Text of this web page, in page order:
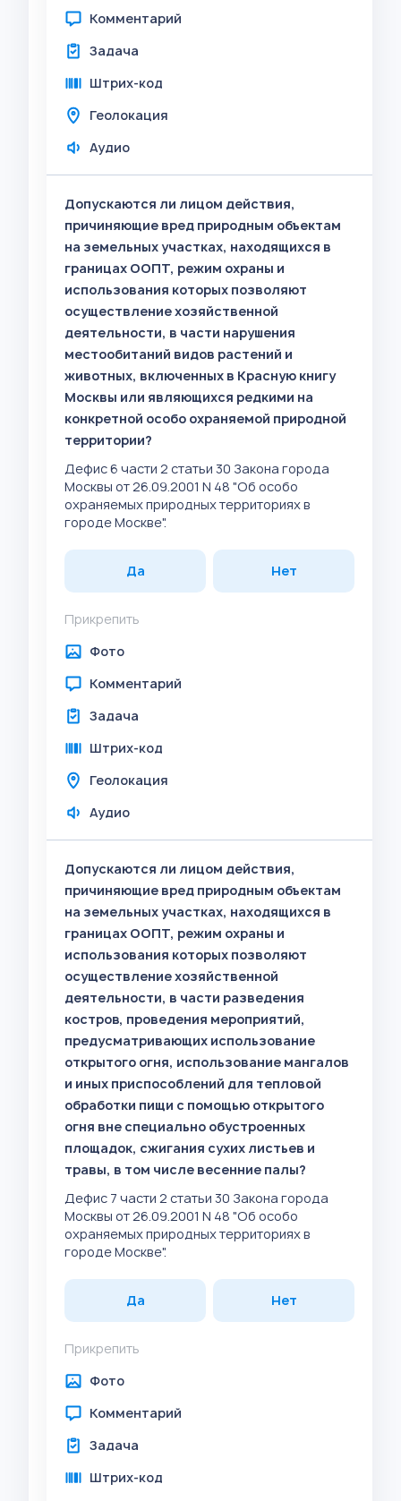
Комментарий
Задача
Штрих-код
Геолокация
Аудио
Допускаются ли лицом действия,
причиняющие вред природным объектам
на земельных участках, находящихся в
границах ООПТ, режим охраны и
использования которых позволяют
осуществление хозяйственной
деятельности, в части нарушения
местообитаний видов растений и
животных, включенных в Красную книгу
Москвы или являющихся редкими на
конкретной особо охраняемой природной
территории?
Дефис 6 части 2 статьи 30 Закона города
Москвы от 26.09.2001 N 48 "Об особо
охраняемых природных территориях в
городе Москве".
Да Нет
Прикрепить
Фото
Комментарий
Задача
Штрих-код
Геолокация
Аудио
Допускаются ли лицом действия,
причиняющие вред природным объектам
на земельных участках, находящихся в
границах ООПТ, режим охраны и
использования которых позволяют
осуществление хозяйственной
деятельности, в части разведения
костров, проведения мероприятий,
предусматривающих использование
открытого огня, использование мангалов
и иных приспособлений для тепловой
обработки пищи с помощью открытого
огня вне специально обустроенных
площадок, сжигания сухих листьев и
травы, в том числе весенние палы?
Дефис 7 части 2 статьи 30 Закона города
Москвы от 26.09.2001 N 48 "Об особо
охраняемых природных территориях в
городе Москве".
Да Нет
Прикрепить
Фото
Комментарий
Задача
Штрих-код